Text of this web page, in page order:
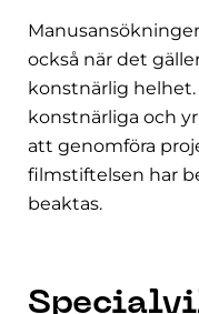
också när det
konstnärlig
konstnärliga och
att genomföra
filmstiftelsen har
beaktas.